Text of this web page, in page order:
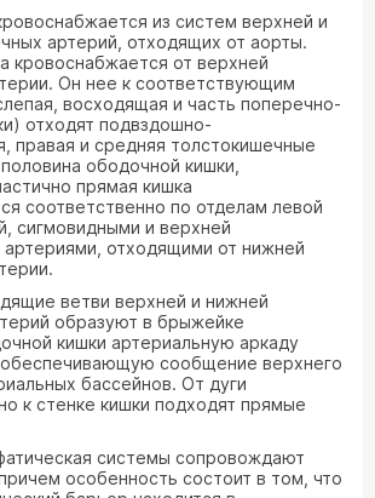
из систем верхней и
артерий, отходящих от аорты.
кровоснабжается от верхней
Он нее к соответствующим
восходящая и часть поперечно-
отходят подвздошно-
правая и средняя толстокишечные
ободочной кишки,
прямая кишка
соответственно по отделам левой
сигмовидными и верхней
отходящими от нижней
ветви верхней и нижней
образуют в брыжейке
кишки артериальную аркаду
обеспечивающую сообщение верхнего
бассейнов. От дуги
к стенке кишки подходят прямые
системы сопровождают
особенность состоит в том, что